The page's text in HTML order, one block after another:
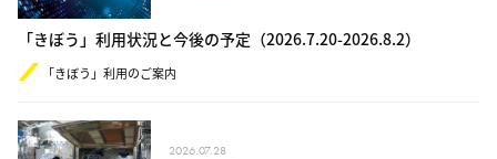
「きぼう」利用状況と今後の予定（2​0​26.​7.20-​2​0​26.8.2）
「きぼう」利用のご案内
2026.07.28